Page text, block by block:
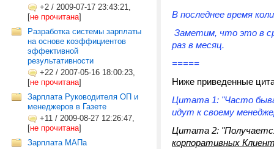
+2 / 2009-07-17 23:43:21,
[не прочитана]
Разработка системы зарплаты
на основе коэффициентов
эффективной
результативности
+22 / 2007-05-16 18:00:23,
[не прочитана]
Зарплата Руководителя ОП и
менеджеров в Газете
+11 / 2009-08-27 12:26:47,
[не прочитана]
Зарплата МАПа
В последнее время
Заметим, что это в
раз в месяц.
=====
Ниже приведенные
Цитата 1: "Часто
идут к своему
Цитата 2:
корпоративных